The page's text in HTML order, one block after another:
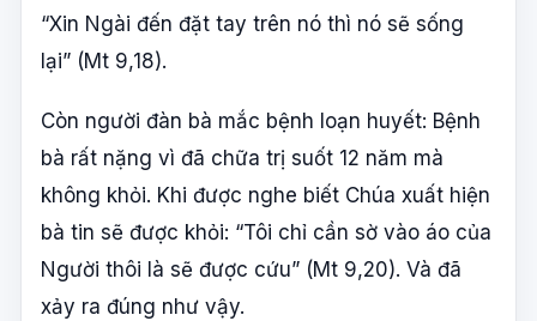
“Xin Ngài đến đặt tay trên nó thì nó sẽ sống
lại” (Mt 9,18).
Còn người đàn bà mắc bệnh loạn huyết: Bệnh
bà rất nặng vì đã chữa trị suốt 12 năm mà
không khỏi. Khi được nghe biết Chúa xuất hiện
bà tin sẽ được khỏi: “Tôi chỉ cần sờ vào áo của
Người thôi là sẽ được cứu” (Mt 9,20). Và đã
xảy ra đúng như vậy.